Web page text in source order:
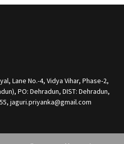
Lane No.-4, Vidya Vihar, Phase-2,
PO: Dehradun, DIST: Dehradun,
jaguri.priyanka@gmail.com